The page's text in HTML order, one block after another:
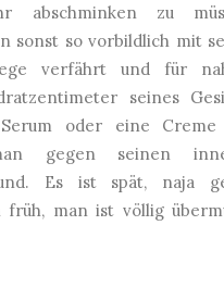
abschminken zu
sonst so vorbildlich mit
verfährt und für
seines
oder eine Creme
gegen seinen
Es ist spät, naja
früh, man ist völlig